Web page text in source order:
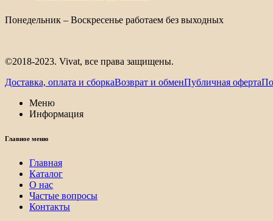
037₽
Понедельник – Воскресенье работаем без выходных
©2018-2023. Vivat, все права защищены.
Доставка, оплата и сборкаВозврат и обменПубличная оферта
Меню
Информация
Главное меню
Главная
Каталог
О нас
Частые вопросы
Контакты